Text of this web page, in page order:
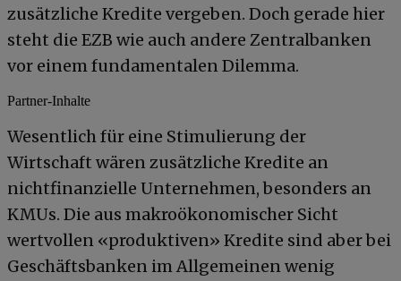
zusätzliche Kredite vergeben. Doch gerade hier
steht die EZB wie auch andere Zentralbanken
vor einem fundamentalen Dilemma.
Partner-Inhalte
Wesentlich für eine Stimulierung der
Wirtschaft wären zusätzliche Kredite an
nichtfinanzielle Unternehmen, besonders an
KMUs. Die aus makroökonomischer Sicht
wertvollen «produktiven» Kredite sind aber bei
Geschäftsbanken im Allgemeinen wenig